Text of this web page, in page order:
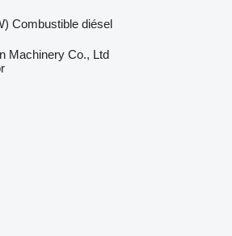
Combustible diésel
Machinery Co., Ltd